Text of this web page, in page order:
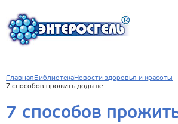
Главная БиблиотекаНовости здоровья и красоты
7 способов прожить дольше
7 способов